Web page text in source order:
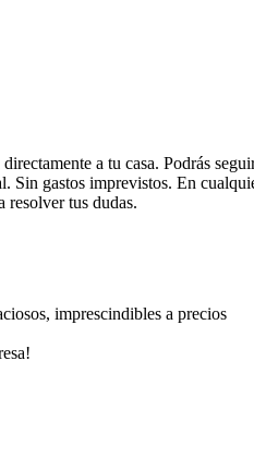
a tu casa. Podrás
Sin gastos imprevistos. En
resolver tus dudas.
imprescindibles a precios